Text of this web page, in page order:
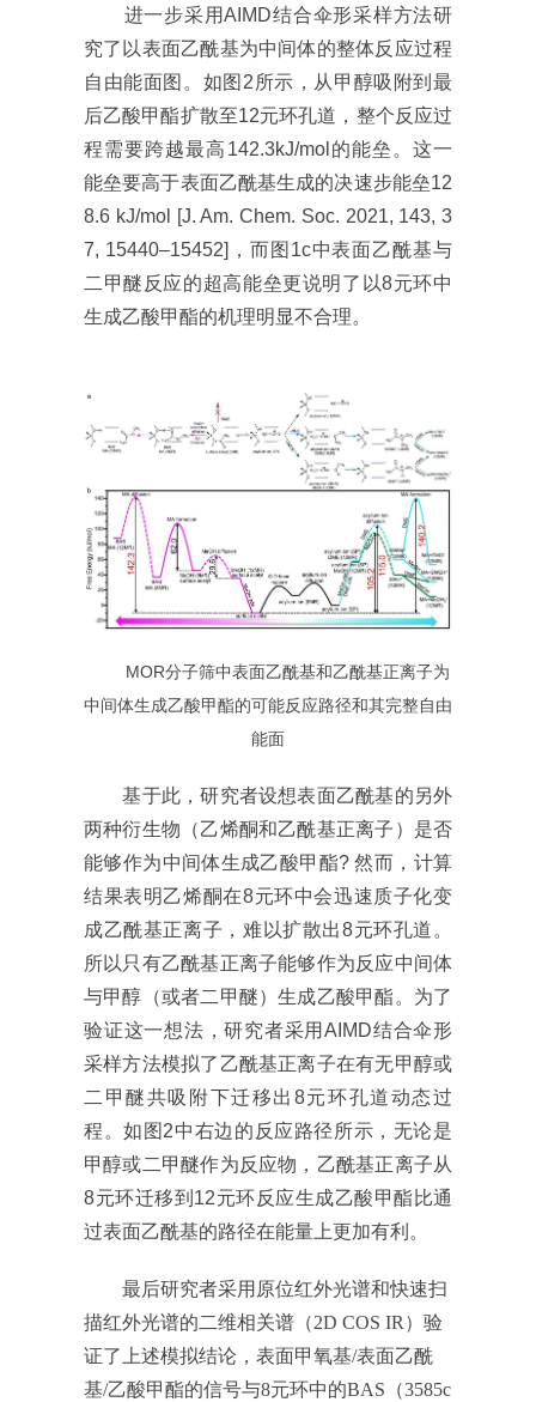
进一步采用AIMD结合伞形采样方法研
究了以表面乙酰基为中间体的整体反应过程
自由能面图。如图2所示，从甲醇吸附到最
后乙酸甲酯扩散至12元环孔道，整个反应过
程需要跨越最高142.3kJ/mol的能垒。这一
能垒要高于表面乙酰基生成的决速步能垒12
8.6 kJ/mol [J. Am. Chem. Soc. 2021, 143, 3
7, 15440–15452]，而图1c中表面乙酰基与
二甲醚反应的超高能垒更说明了以8元环中
生成乙酸甲酯的机理明显不合理。
MOR分子筛中表面乙酰基和乙酰基正离子为
中间体生成乙酸甲酯的可能反应路径和其完整自由
能面
基于此，研究者设想表面乙酰基的另外
两种衍生物（乙烯酮和乙酰基正离子）是否
能够作为中间体生成乙酸甲酯? 然而，计算
结果表明乙烯酮在8元环中会迅速质子化变
成乙酰基正离子，难以扩散出8元环孔道。
所以只有乙酰基正离子能够作为反应中间体
与甲醇（或者二甲醚）生成乙酸甲酯。为了
验证这一想法，研究者采用AIMD结合伞形
采样方法模拟了乙酰基正离子在有无甲醇或
二甲醚共吸附下迁移出8元环孔道动态过
程。如图2中右边的反应路径所示，无论是
甲醇或二甲醚作为反应物，乙酰基正离子从
8元环迁移到12元环反应生成乙酸甲酯比通
过表面乙酰基的路径在能量上更加有利。
最后研究者采用原位红外光谱和快速扫
描红外光谱的二维相关谱（2D COS IR）验
证了上述模拟结论，表面甲氧基/表面乙酰
基/乙酸甲酯的信号与8元环中的BAS（3585c